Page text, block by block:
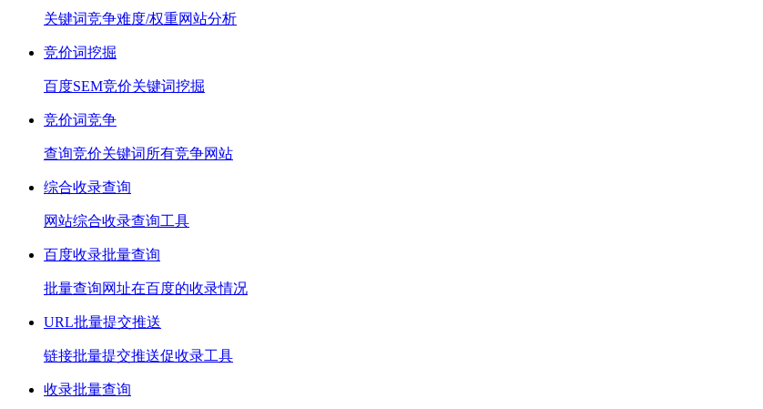
关键词竞争难度/权重网站分析
竞价词挖掘
百度SEM竞价关键词挖掘
竞价词竞争
查询竞价关键词所有竞争网站
综合收录查询
网站综合收录查询工具
百度收录批量查询
批量查询网址在百度的收录情况
URL批量提交推送
链接批量提交推送促收录工具
收录批量查询